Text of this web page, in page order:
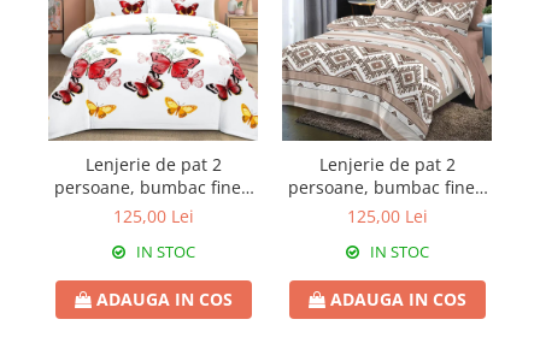
Lenjerie de pat 2
persoane, bumbac finet,
6 piese, 2 fețe, SP1061
125,00 Lei
IN STOC
ADAUGA IN COS
Lenjerie de pat 2
persoane, bumbac finet,
6 piese, 2 fețe, SP1053
125,00 Lei
IN STOC
ADAUGA IN COS